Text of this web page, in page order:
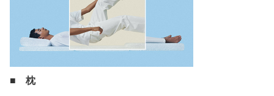
■ 枕